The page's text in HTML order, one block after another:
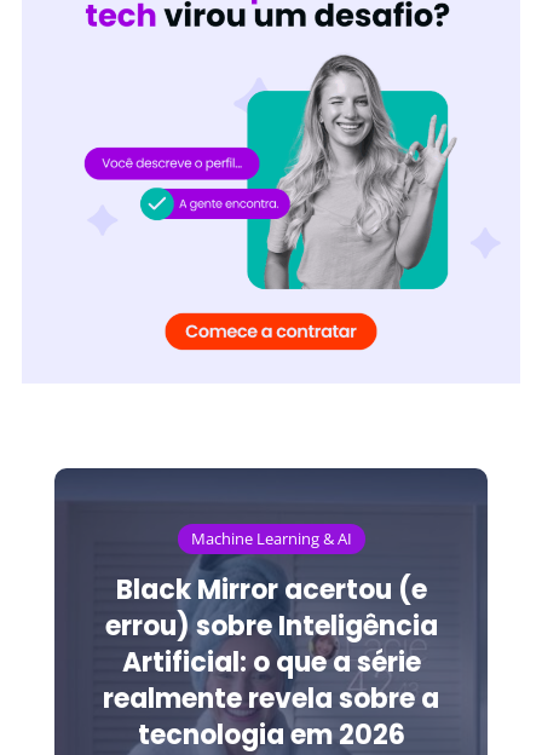
Machine Learning & AI
Black Mirror acertou (e
errou) sobre Inteligência
Artificial: o que a série
realmente revela sobre a
tecnologia em 2026